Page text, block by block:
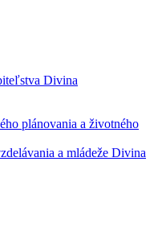
Divina
plánovania a životného
a mládeže Divina